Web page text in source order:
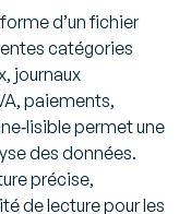
d’un fichier
catégories
journaux
paiements,
permet une
des données.
précise,
de lecture pour les